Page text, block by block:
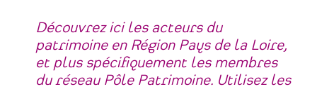
Découvrez ici les acteurs du
patrimoine en Région Pays de la Loire,
et plus spécifiquement les membres
du réseau Pôle Patrimoine. Utilisez les